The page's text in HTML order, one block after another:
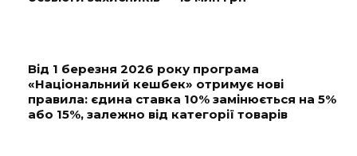
Від 1 березня 2026 року програма
«Національний кешбек» отримує нові
правила: єдина ставка 10% замінюється на 5%
або 15%, залежно від категорії товарів